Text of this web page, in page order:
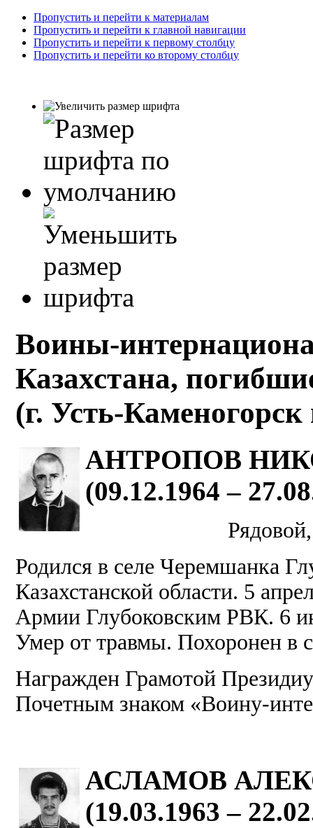
Пропустить и перейти к материалам
Пропустить и перейти к главной навигации
Пропустить и перейти к первому столбцу
Пропустить и перейти ко второму столбцу
Воины-
Казахстана,
(г. Усть-
АНТРОПОВ
(09.12.1964 –
Родился в селе Черемшанка
Казахстанской области. 5
Армии Глубоковским РВК. 6
Умер от травмы. Похоронен в
Награжден Грамотой
Почетным знаком «Воину-
АСЛАМОВ
(19.03.1963 –